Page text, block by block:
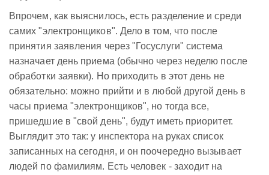
Впрочем, как выяснилось, есть разделение и среди
самих "электронщиков". Дело в том, что после
принятия заявления через "Госуслуги" система
назначает день приема (обычно через неделю после
обработки заявки). Но приходить в этот день не
обязательно: можно прийти и в любой другой день в
часы приема "электронщиков", но тогда все,
пришедшие в "свой день", будут иметь приоритет.
Выглядит это так: у инспектора на руках список
записанных на сегодня, и он поочередно вызывает
людей по фамилиям. Есть человек - заходит на